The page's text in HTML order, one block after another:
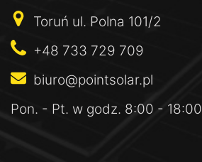
Toruń ul. Polna 101/2
+48 733 729 709
biuro@pointsolar.pl
Pon. - Pt. w godz. 8:00 - 18:00